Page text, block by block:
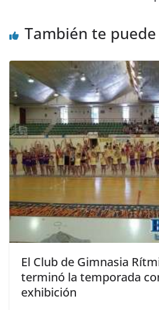
También te
El Club de Gimnasia
terminó la temporada
exhibición